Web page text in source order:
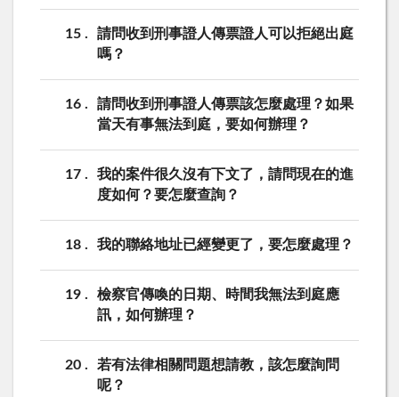
15
請問收到刑事證人傳票證人可以拒絕出庭
嗎？
16
請問收到刑事證人傳票該怎麼處理？如果
當天有事無法到庭，要如何辦理？
17
我的案件很久沒有下文了，請問現在的進
度如何？要怎麼查詢？
18 我的聯絡地址已經變更了，要怎麼處理？
19
檢察官傳喚的日期、時間我無法到庭應
訊，如何辦理？
20
若有法律相關問題想請教，該怎麼詢問
呢？